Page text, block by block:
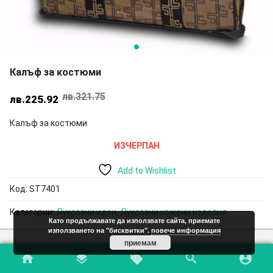
home layers local_offer search account_circle
Калъф за костюми
лв.321.75Original
лв.225.92
Текущата
Калъф за костюми
ИЗЧЕРПАН
Add to Wishlist
Код: ST7401
Категории:Луксозни идеи,Луксозни кожени изделия
Допълнителна информация
Като продължавате да използвате сайта, приемате
използването на "бисквитки". повече информация
приемам